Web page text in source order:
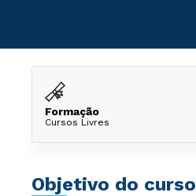
Formação
Cursos Livres
Objetivo do curso